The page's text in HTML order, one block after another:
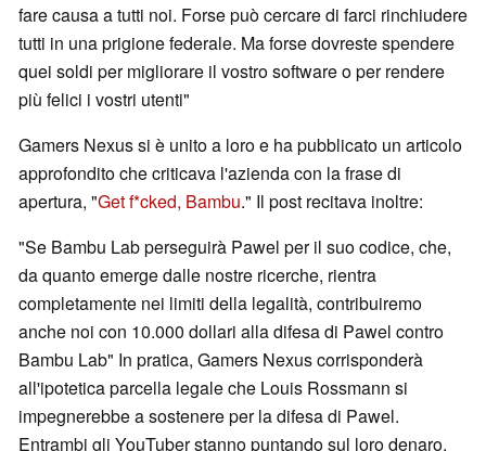
fare causa a tutti noi. Forse può cercare di farci rinchiudere
tutti in una prigione federale. Ma forse dovreste spendere
quei soldi per migliorare il vostro software o per rendere
più felici i vostri utenti"
Gamers Nexus si è unito a loro e ha pubblicato un articolo
approfondito che criticava l'azienda con la frase di
apertura, "Get f*cked, Bambu." Il post recitava inoltre:
"Se Bambu Lab perseguirà Pawel per il suo codice, che,
da quanto emerge dalle nostre ricerche, rientra
completamente nei limiti della legalità, contribuiremo
anche noi con 10.000 dollari alla difesa di Pawel contro
Bambu Lab" In pratica, Gamers Nexus corrisponderà
all'ipotetica parcella legale che Louis Rossmann si
impegnerebbe a sostenere per la difesa di Pawel.
Entrambi gli YouTuber stanno puntando sul loro denaro.